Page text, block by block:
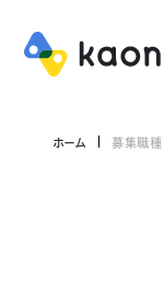
ホーム 募集職種